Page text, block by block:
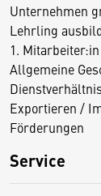
Unternehmen
Lehrling
1. Mitarbeiter:in
Allgemeine
Exportieren /
Förderungen
Service